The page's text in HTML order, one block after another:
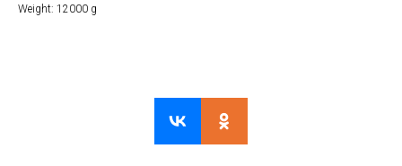
Weight: 12000 g